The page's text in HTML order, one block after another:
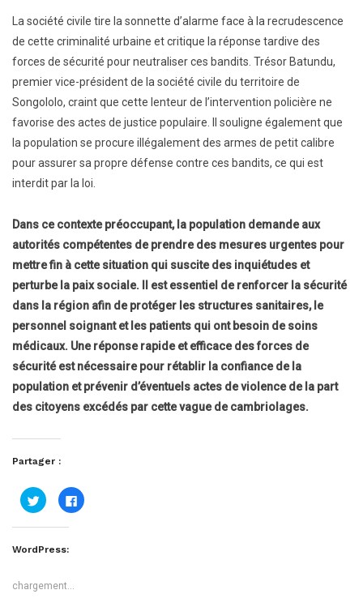
La société civile tire la sonnette d’alarme face à la recrudescence
de cette criminalité urbaine et critique la réponse tardive des
forces de sécurité pour neutraliser ces bandits. Trésor Batundu,
premier vice-président de la société civile du territoire de
Songololo, craint que cette lenteur de l’intervention policière ne
favorise des actes de justice populaire. Il souligne également que
la population se procure illégalement des armes de petit calibre
pour assurer sa propre défense contre ces bandits, ce qui est
interdit par la loi.
Dans ce contexte préoccupant, la population demande aux
autorités compétentes de prendre des mesures urgentes pour
mettre fin à cette situation qui suscite des inquiétudes et
perturbe la paix sociale. Il est essentiel de renforcer la sécurité
dans la région afin de protéger les structures sanitaires, le
personnel soignant et les patients qui ont besoin de soins
médicaux. Une réponse rapide et efficace des forces de
sécurité est nécessaire pour rétablir la confiance de la
population et prévenir d’éventuels actes de violence de la part
des citoyens excédés par cette vague de cambriolages.
Partager :
Cliquez
pour
partager
sur
dans
une
Cliquez
pour
WordPress:
chargement…